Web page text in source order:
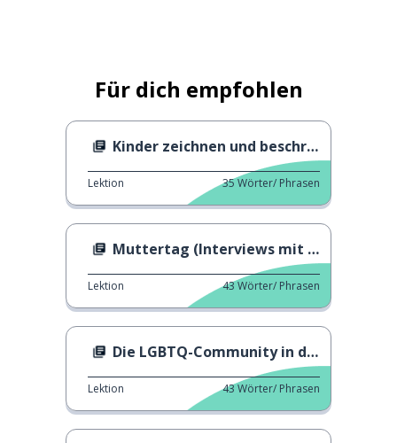
Für dich empfohlen
Kinder zeichnen und beschreiben ihre Mütter
Lektion 35Wörter/ Phrasen
Muttertag (Interviews mit Kindern)
Lektion 43Wörter/ Phrasen
Die LGBTQ-Community in den USA
Lektion 43Wörter/ Phrasen